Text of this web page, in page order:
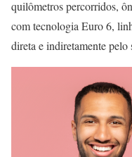
quilômetros percorridos,
com tecnologia Euro 6,
direta e indiretamente